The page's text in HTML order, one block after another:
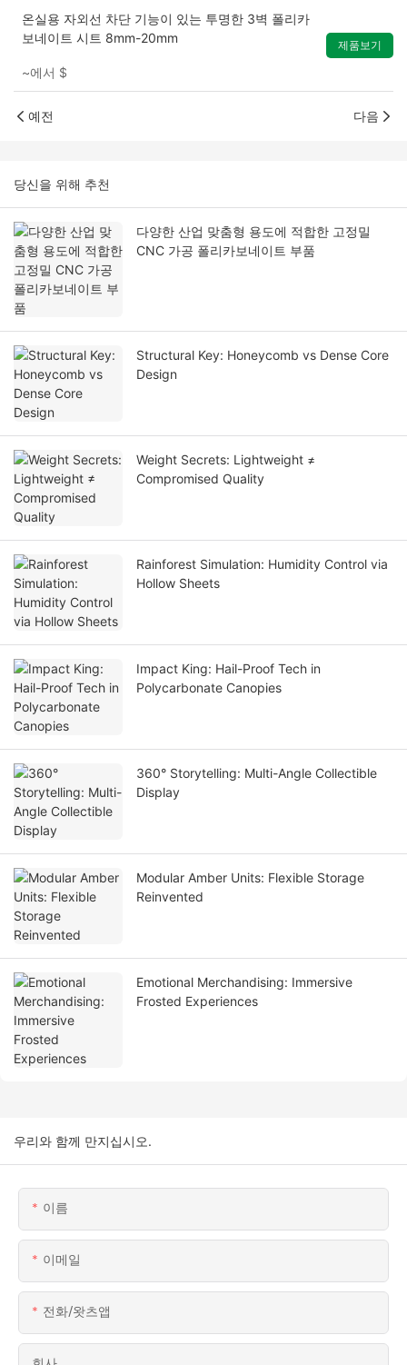
온실용 자외선 차단 기능이 있는 투명한 3벽 폴리카
보네이트 시트 8mm-20mm
~에서 $
제품보기
예전 다음
당신을 위해 추천
다양한 산업 맞춤형 용도에 적합한 고정밀
CNC 가공 폴리카보네이트 부품
Structural Key: Honeycomb vs Dense Core
Design
Weight Secrets: Lightweight ≠
Compromised Quality
Rainforest Simulation: Humidity Control via
Hollow Sheets
Impact King: Hail-Proof Tech in
Polycarbonate Canopies
360° Storytelling: Multi-Angle Collectible
Display
Modular Amber Units: Flexible Storage
Reinvented
Emotional Merchandising: Immersive
Frosted Experiences
우리와 함께 만지십시오.
이름
이메일
전화/왓츠앱